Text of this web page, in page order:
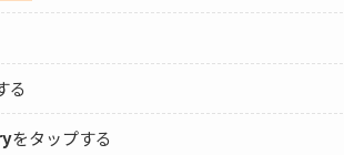
る
をタップする